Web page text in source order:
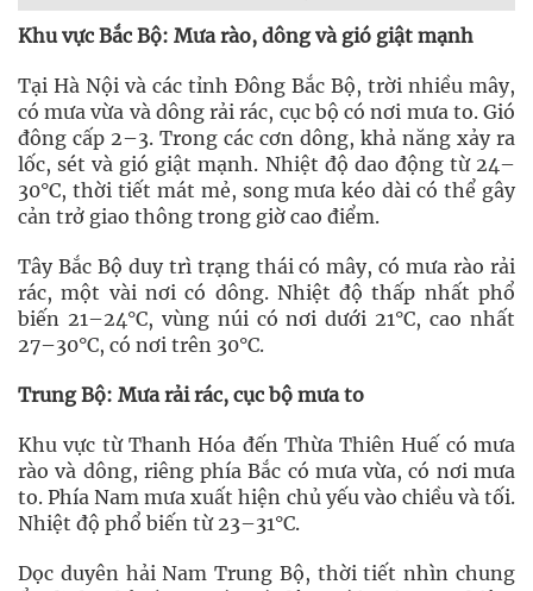
Khu vực Bắc Bộ: Mưa rào, dông và gió giật mạnh
Tại Hà Nội và các tỉnh Đông Bắc Bộ, trời nhiều mây,
có mưa vừa và dông rải rác, cục bộ có nơi mưa to. Gió
đông cấp 2–3. Trong các cơn dông, khả năng xảy ra
lốc, sét và gió giật mạnh. Nhiệt độ dao động từ 24–
30°C, thời tiết mát mẻ, song mưa kéo dài có thể gây
cản trở giao thông trong giờ cao điểm.
Tây Bắc Bộ duy trì trạng thái có mây, có mưa rào rải
rác, một vài nơi có dông. Nhiệt độ thấp nhất phổ
biến 21–24°C, vùng núi có nơi dưới 21°C, cao nhất
27–30°C, có nơi trên 30°C.
Trung Bộ: Mưa rải rác, cục bộ mưa to
Khu vực từ Thanh Hóa đến Thừa Thiên Huế có mưa
rào và dông, riêng phía Bắc có mưa vừa, có nơi mưa
to. Phía Nam mưa xuất hiện chủ yếu vào chiều và tối.
Nhiệt độ phổ biến từ 23–31°C.
Dọc duyên hải Nam Trung Bộ, thời tiết nhìn chung